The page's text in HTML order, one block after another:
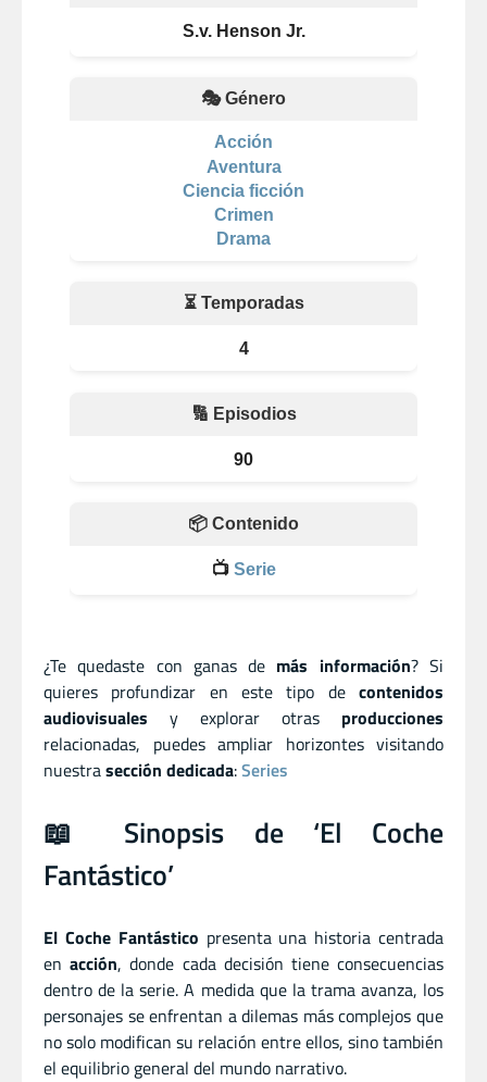
S.v. Henson Jr.
🎭 Género
Acción
Aventura
Ciencia ficción
Crimen
Drama
⏳ Temporadas
4
🔢 Episodios
90
📦 Contenido
📺 Serie
¿Te quedaste con ganas de más información? Si
quieres profundizar en este tipo de contenidos
audiovisuales y explorar otras producciones
relacionadas, puedes ampliar horizontes visitando
nuestrasección dedicada:Series
📖 Sinopsis de ‘El Coche
Fantástico’
El Coche Fantástico presenta una historia centrada
enacción, donde cada decisión tiene consecuencias
dentro de la serie. A medida que la trama avanza, los
personajes se enfrentan a dilemas más complejos que
no solo modifican su relación entre ellos, sino también
el equilibrio general del mundo narrativo.